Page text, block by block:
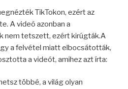
TikTokon, ezért az
A videó azonban a
nem tetszett, ezért kirúgták.A
a felvétel miatt elbocsátották,
a videót, amihez azt írta:
többé, a világ olyan